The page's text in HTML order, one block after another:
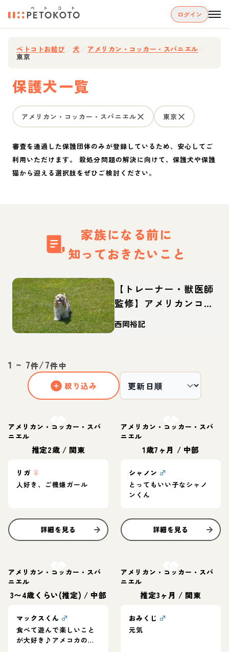
ログイン
ペトコトお結び 犬 アメリカン・コッカー・スパニエル
東京
保護犬一覧
アメリカン・コッカー・スパニエル 東京
審査を通過した保護団体のみが登録しているため、安心してご
利用いただけます。 殺処分問題の解決に向けて、保護犬や保護
猫から迎える選択肢をぜひご検討ください。
家族になる前に
知っておきたいこと
【トレーナー・獣医師
監修】アメリカンコッ
カースパニエルってど
んな犬？性格・特徴・
西岡裕記
1 ~ 7件/7件中
絞り込み
アメリカン・コッカー・スパ
ニエル
推定2歳 / 関東
リガ ♀
人好き、ご機嫌ガール
詳細を見る
アメリカン・コッカー・スパ
ニエル
1歳7ヶ月 / 中部
シャノン ♂
とってもいい子なシャノ
ンくん
詳細を見る
アメリカン・コッカー・スパ
ニエル
3〜4歳くらい(推定) / 中部
マックスくん ♂
食べて遊んで楽しいこと
が大好き♪アメコカの男
アメリカン・コッカー・スパ
ニエル
推定3ヶ月 / 関東
おみくじ ♂
元気